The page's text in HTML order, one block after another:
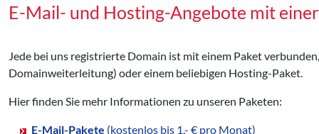
E-Mail- und Hosting-Angebote mit
Jede bei uns registrierte Domain ist mit einem Paket
Domainweiterleitung) oder einem beliebigen Hosting-Paket.
Hier finden Sie mehr Informationen zu unseren Paketen:
E-Mail-Pakete (kostenlos bis 1,- € pro Monat)